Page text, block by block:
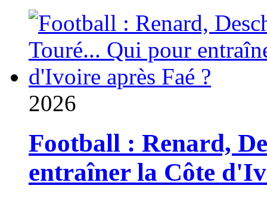
2026
Football : Renard,
entraîner la Côte